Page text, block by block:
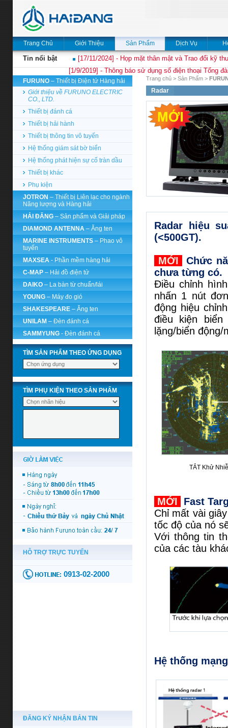
Trang Chủ Giới Thiệu Sản Phẩm Dịch Vụ
Tin nổi bật
[17/11/2024] - Họp mặt thân mật và Trao đổi kỹ
[1/9/2019] - Thông báo sử dụng số điện thoại Tổng
FURUNO – Thiết bị Điện tử Hàng hải
Giới thiệu về FURUNO ELECTRIC
CO., LTD.
Thiết bị đánh cá
Thiết bị hải hành
Thiết bị thông tin vô tuyến
Hệ thống giám sát bờ biển
Hệ thống phát hiện sự cố tràn dầu
Thiết bị khác
Phụ kiện
JOTRON – Thiết bị Liên lạc cho ngành
Năng lượng và Hàng hải
HẢI ĐĂNG – Sản phẩm và Giải pháp
DIAMOND ANTENNA – Ăng ten
MARINE INSTRUMENTS – Phao vô
tuyến
MAXSEA - Phần mềm hàng hải
C-MAP – Hải đồ điện tử
DAIKO – La bàn từ chuẩn/lái
YOUNG – Máy đo gió
SHAKESPEARE – Ăng ten
UNILAM – Đèn đánh cá
SAMMYUNG - Đèn đánh cá
TÌM SẢN PHẨM THEO ỨNG DỤNG
TÌM PHỤ KIỆN THEO SẢN PHẨM
ĐĂNG KÝ NHẬN BẢN TIN
Trang chủ > Sản Phẩm >
Radar
Radar hiệu
(<500GT).
MỚI
Chức
chưa từng có.
Điều chỉnh
nhấn 1 nút
động hiệu
điều kiện
lặng/biển
TẮT Khử
MỚI
Fast
Chỉ mất vài
tốc độ của nó
Với thông tin
của các tàu
Hệ thống